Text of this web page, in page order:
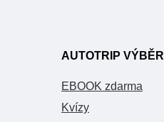
AUTOTRIP VÝBĚR
EBOOK zdarma
Kvízy